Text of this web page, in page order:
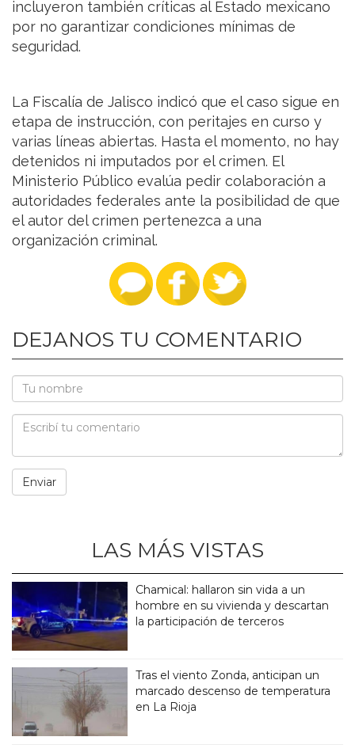
incluyeron también críticas al Estado mexicano
por no garantizar condiciones mínimas de
seguridad.
La Fiscalía de Jalisco indicó que el caso sigue en
etapa de instrucción, con peritajes en curso y
varias líneas abiertas. Hasta el momento, no hay
detenidos ni imputados por el crimen. El
Ministerio Público evalúa pedir colaboración a
autoridades federales ante la posibilidad de que
el autor del crimen pertenezca a una
organización criminal.
DEJANOS TU COMENTARIO
LAS MÁS VISTAS
Chamical: hallaron sin vida a un
hombre en su vivienda y descartan
la participación de terceros
Tras el viento Zonda, anticipan un
marcado descenso de temperatura
en La Rioja